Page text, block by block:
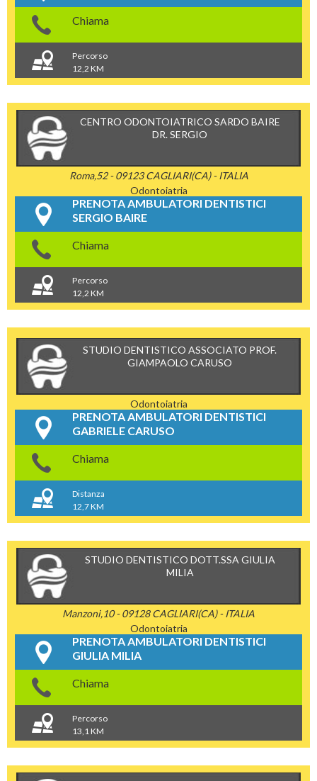
Chiama
Percorso
12,2 KM
CENTRO ODONTOIATRICO SARDO BAIRE
DR. SERGIO
Roma,52 - 09123 CAGLIARI(CA) - ITALIA
Odontoiatria
PRENOTA AMBULATORI DENTISTICI
SERGIO BAIRE
Chiama
Percorso
12,2 KM
STUDIO DENTISTICO ASSOCIATO PROF.
GIAMPAOLO CARUSO
Odontoiatria
PRENOTA AMBULATORI DENTISTICI
GABRIELE CARUSO
Chiama
Distanza
12,7 KM
STUDIO DENTISTICO DOTT.SSA GIULIA
MILIA
Manzoni,10 - 09128 CAGLIARI(CA) - ITALIA
Odontoiatria
PRENOTA AMBULATORI DENTISTICI
GIULIA MILIA
Chiama
Percorso
13,1 KM